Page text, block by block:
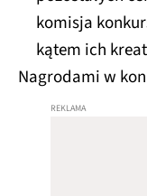
komisja
kątem ich
Nagrodami w